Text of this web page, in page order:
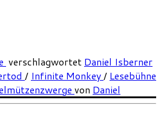
verschlagwortet Daniel Isberner
/ Infinite Monkey/ Lesebühne
von Daniel